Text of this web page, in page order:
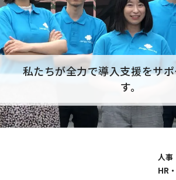
私たちが全力で導入支援をサ
す。
人事
HR・